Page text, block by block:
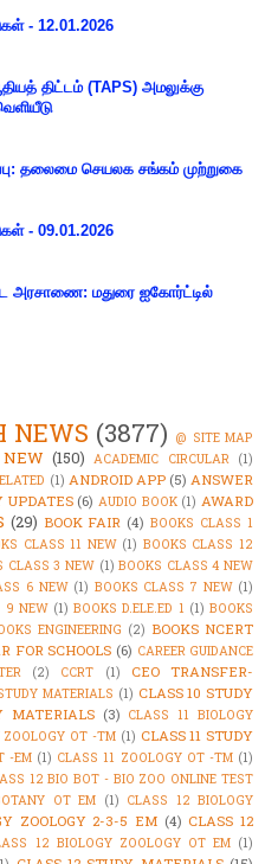
- 12.01.2026
திட்டம் (TAPS) அமலுக்கு
தலைமை செயலக சங்கம் முற்றுகை
- 09.01.2026
அரசாணை: மதுரை ஐகோர்ட்டில்
NEWS (3877) @ SITE MAP
NEW (150) ACADEMIC CIRCULAR (1)
(1) ANDROID APP (5) ANSWER
UPDATES (6) AUDIO BOOK (1) AWARD
(29) BOOK FAIR (4) BOOKS CLASS 1
CLASS 11 NEW (1) BOOKS CLASS 12
CLASS 3 NEW (1) BOOKS CLASS 4 NEW
6 NEW (1) BOOKS CLASS 7 NEW (1)
9 NEW (1) BOOKS D.ELE.ED 1 (1) BOOKS
ENGINEERING (2) BOOKS NCERT
FOR SCHOOLS (6) CAREER GUIDANCE
(2) CCRT (1)
CEO TRANSFER-
MATERIALS (1) CLASS 10 STUDY
MATERIALS (3) CLASS 11 BIOLOGY
ZOOLOGY OT -TM (1) CLASS 11 STUDY
-EM (1) CLASS 11 ZOOLOGY OT -TM (1)
12 BIO BOT - BIO ZOO ONLINE TEST
OT EM (1) CLASS 12 BIOLOGY
ZOOLOGY 2-3-5 EM (4) CLASS 12
12 BIOLOGY ZOOLOGY OT EM (1)